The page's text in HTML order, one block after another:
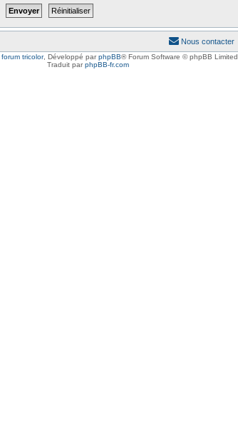
Nous contacter
forum tricolor, Développé parphpBB® Forum Software © phpBB Limited
Traduit parphpBB-fr.com